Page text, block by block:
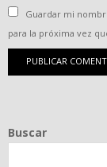
Guardar mi
para la próxima vez
Buscar